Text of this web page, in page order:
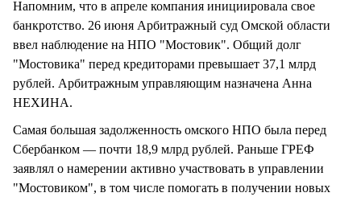
Напомним, что в апреле компания инициировала свое
банкротство. 26 июня Арбитражный суд Омской области
ввел наблюдение на НПО "Мостовик". Общий долг
"Мостовика" перед кредиторами превышает 37,1 млрд
рублей. Арбитражным управляющим назначена Анна
НЕХИНА.
Самая большая задолженность омского НПО была перед
Сбербанком — почти 18,9 млрд рублей. Раньше ГРЕФ
заявлял о намерении активно участвовать в управлении
"Мостовиком", в том числе помогать в получении новых